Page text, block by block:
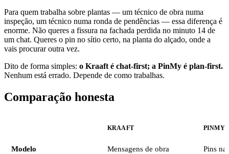
Para quem trabalha sobre plantas — um técnico de obra numa
inspeção, um técnico numa ronda de pendências — essa diferença é
enorme. Não queres a fissura na fachada perdida no minuto 14 de
um chat. Queres o pin no sítio certo, na planta do alçado, onde a
vais procurar outra vez.
Dito de forma simples: o Kraaft é chat-first; a PinMy é plan-first.
Nenhum está errado. Depende de como trabalhas.
Comparação honesta
KRAAFT PINMY
Modelo
Mensagens de obra
Pins